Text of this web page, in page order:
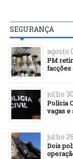
SEGURANÇA
agosto
PM
julho
Polícia
vagas e
julho
Dois